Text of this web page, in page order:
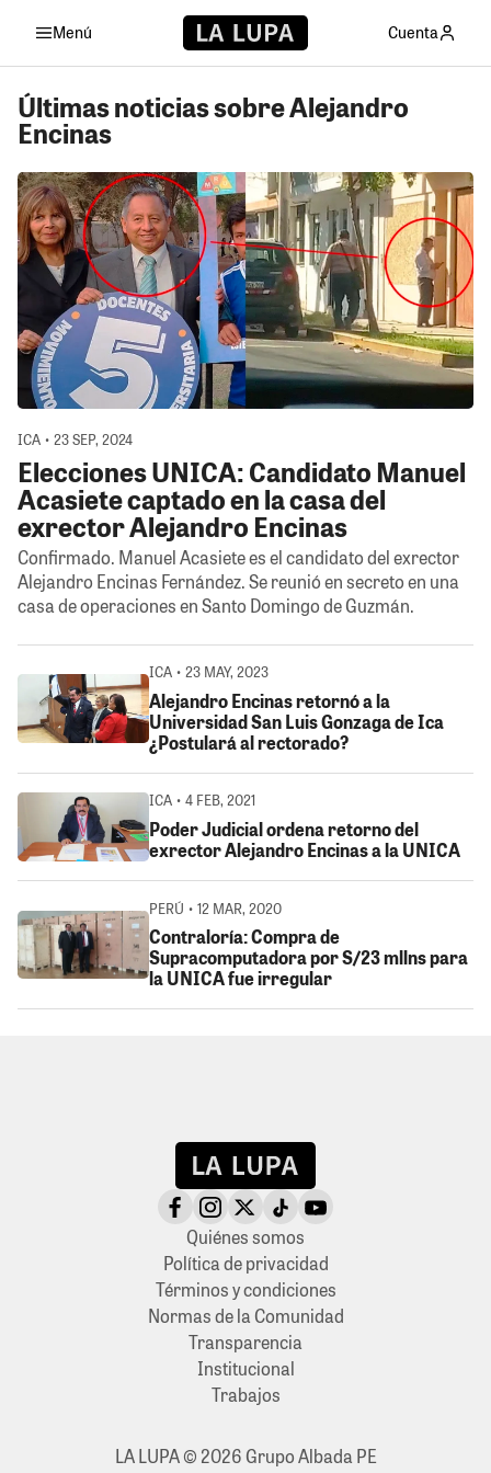
Menú Cuenta
Últimas noticias sobre Alejandro
Encinas
ICA • 23 SEP, 2024
Elecciones UNICA: Candidato Manuel
Acasiete captado en la casa del
exrector Alejandro Encinas
Confirmado. Manuel Acasiete es el candidato del exrector
Alejandro Encinas Fernández. Se reunió en secreto en una
casa de operaciones en Santo Domingo de Guzmán.
ICA • 23 MAY, 2023
Alejandro Encinas retornó a la
Universidad San Luis Gonzaga de Ica
¿Postulará al rectorado?
ICA • 4 FEB, 2021
Poder Judicial ordena retorno del
exrector Alejandro Encinas a la UNICA
PERÚ • 12 MAR, 2020
Contraloría: Compra de
Supracomputadora por S/23 mllns para
la UNICA fue irregular
Quiénes somos
Política de privacidad
Términos y condiciones
Normas de la Comunidad
Transparencia
Institucional
Trabajos
LA LUPA © 2026 Grupo Albada PE